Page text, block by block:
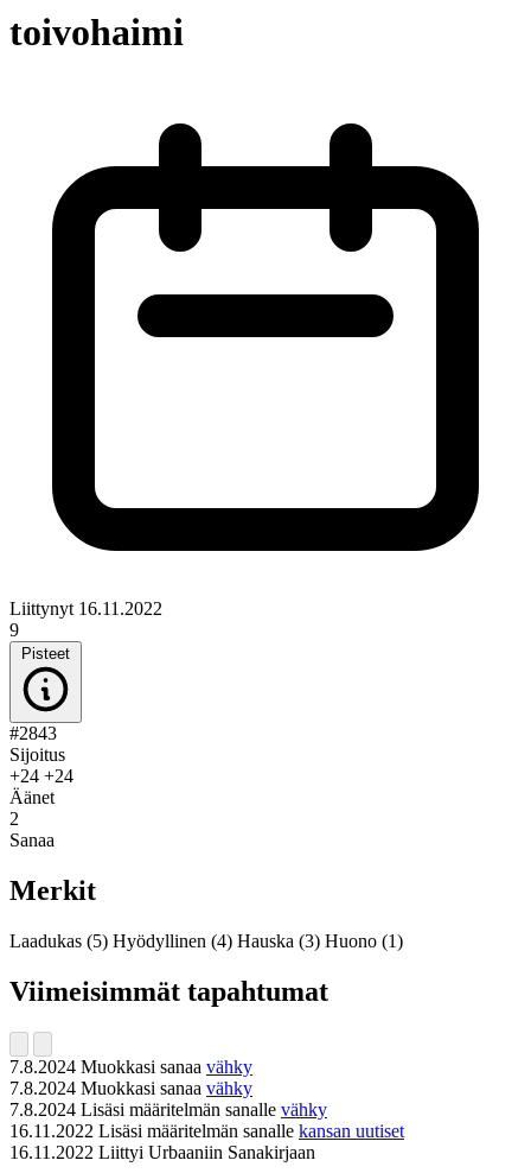
toivohaimi
Liittynyt 16.11.2022
9
Pisteet
#2843
Sijoitus
+24 +24
Äänet
2
Sanaa
Merkit
Laadukas (5) Hyödyllinen (4) Hauska (3) Huono (1)
Viimeisimmät tapahtumat
7.8.2024 Muokkasi sanaa vähky
7.8.2024 Muokkasi sanaa vähky
7.8.2024 Lisäsi määritelmän sanalle vähky
16.11.2022 Lisäsi määritelmän sanalle kansan uutiset
16.11.2022 Liittyi Urbaaniin Sanakirjaan